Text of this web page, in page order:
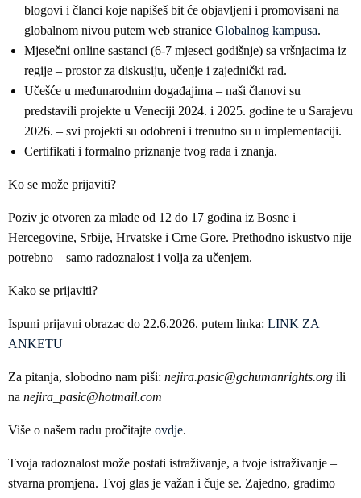
blogovi i članci koje napišeš bit će objavljeni i promovisani na
globalnom nivou putem web stranice Globalnog kampusa.
Mjesečni online sastanci (6-7 mjeseci godišnje) sa vršnjacima iz
regije – prostor za diskusiju, učenje i zajednički rad.
Učešće u međunarodnim događajima – naši članovi su
predstavili projekte u Veneciji 2024. i 2025. godine te u Sarajevu
2026. – svi projekti su odobreni i trenutno su u implementaciji.
Certifikati i formalno priznanje tvog rada i znanja.
Ko se može prijaviti?
Poziv je otvoren za mlade od 12 do 17 godina iz Bosne i
Hercegovine, Srbije, Hrvatske i Crne Gore. Prethodno iskustvo nije
potrebno – samo radoznalost i volja za učenjem.
Kako se prijaviti?
Ispuni prijavni obrazac do 22.6.2026. putem linka: LINK ZA
ANKETU
Za pitanja, slobodno nam piši: nejira.pasic@gchumanrights.org ili
na nejira_pasic@hotmail.com
Više o našem radu pročitajte ovdje.
Tvoja radoznalost može postati istraživanje, a tvoje istraživanje –
stvarna promjena. Tvoj glas je važan i čuje se. Zajedno, gradimo